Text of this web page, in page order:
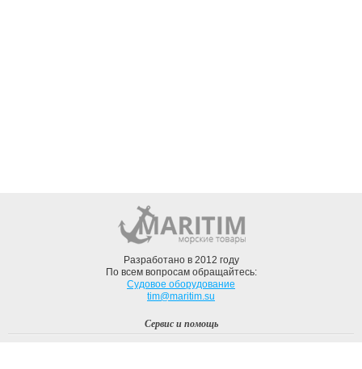
Разработано в 2012 году
По всем вопросам обращайтесь:
Судовое оборудование
tim@maritim.su
Сервис и помощь